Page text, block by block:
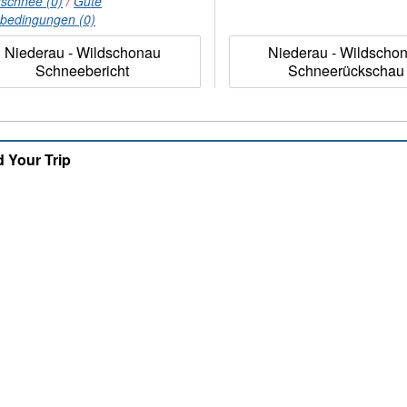
(0)
Niederau - Wildschonau
Schneebericht
Niederau -
Schneerückschau
Your Trip